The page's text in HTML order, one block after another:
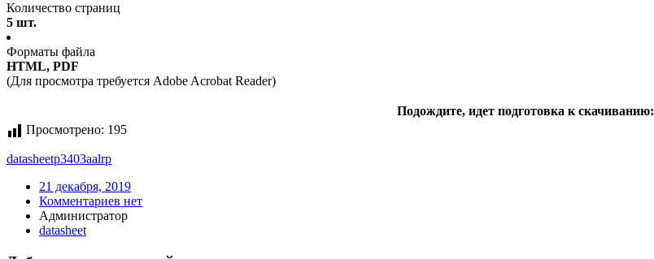
Количество страниц
5 шт.
Форматы файла
HTML, PDF
(Для просмотра требуется Adobe Acrobat Reader)
Подождите, идет подготовка к скачиванию:
Просмотрено: 195
datasheetp3403aalrp
21 декабря, 2019
Комментариев нет
Администратор
datasheet